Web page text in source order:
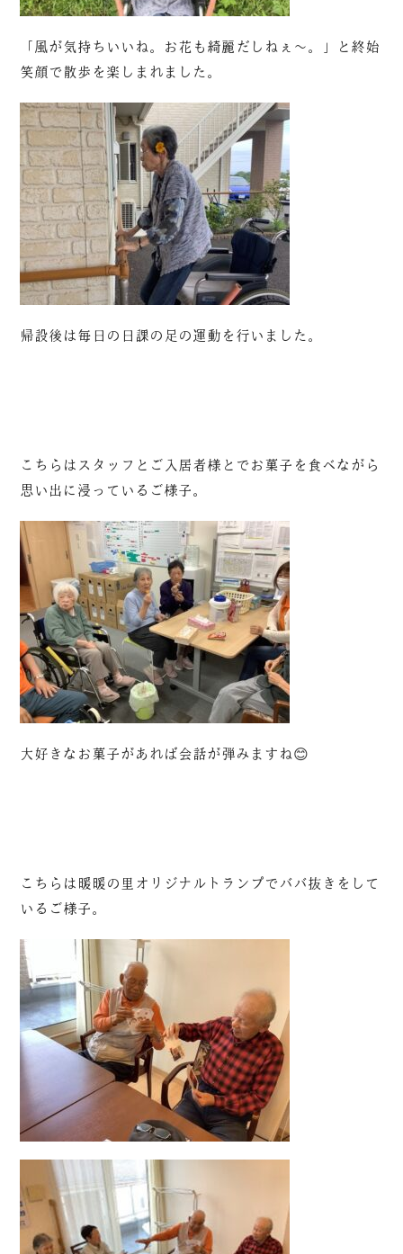
「風が気持ちいいね。お花も綺麗だしねぇ～。」と終始
笑顔で散歩を楽しまれました。
帰設後は毎日の日課の足の運動を行いました。
こちらはスタッフとご入居者様とでお菓子を食べながら
思い出に浸っているご様子。
大好きなお菓子があれば会話が弾みますね😊
こちらは暖暖の里オリジナルトランプでババ抜きをして
いるご様子。